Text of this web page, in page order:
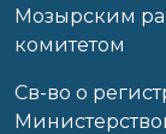
Мозырским
комитетом
Св-во о